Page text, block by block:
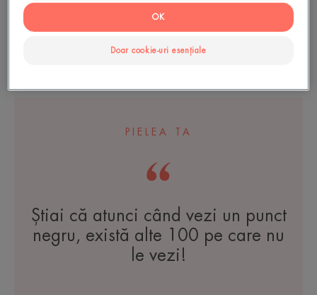
PIELEA TA
Știai că atunci când vezi un punct
negru, există alte 100 pe care nu
le vezi!
Doar cookie-uri esențiale
OK